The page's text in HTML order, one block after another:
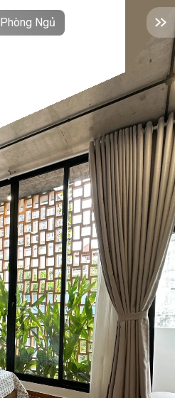
Phòng Ngủ